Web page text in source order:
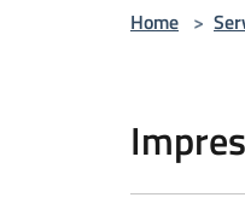
Home >